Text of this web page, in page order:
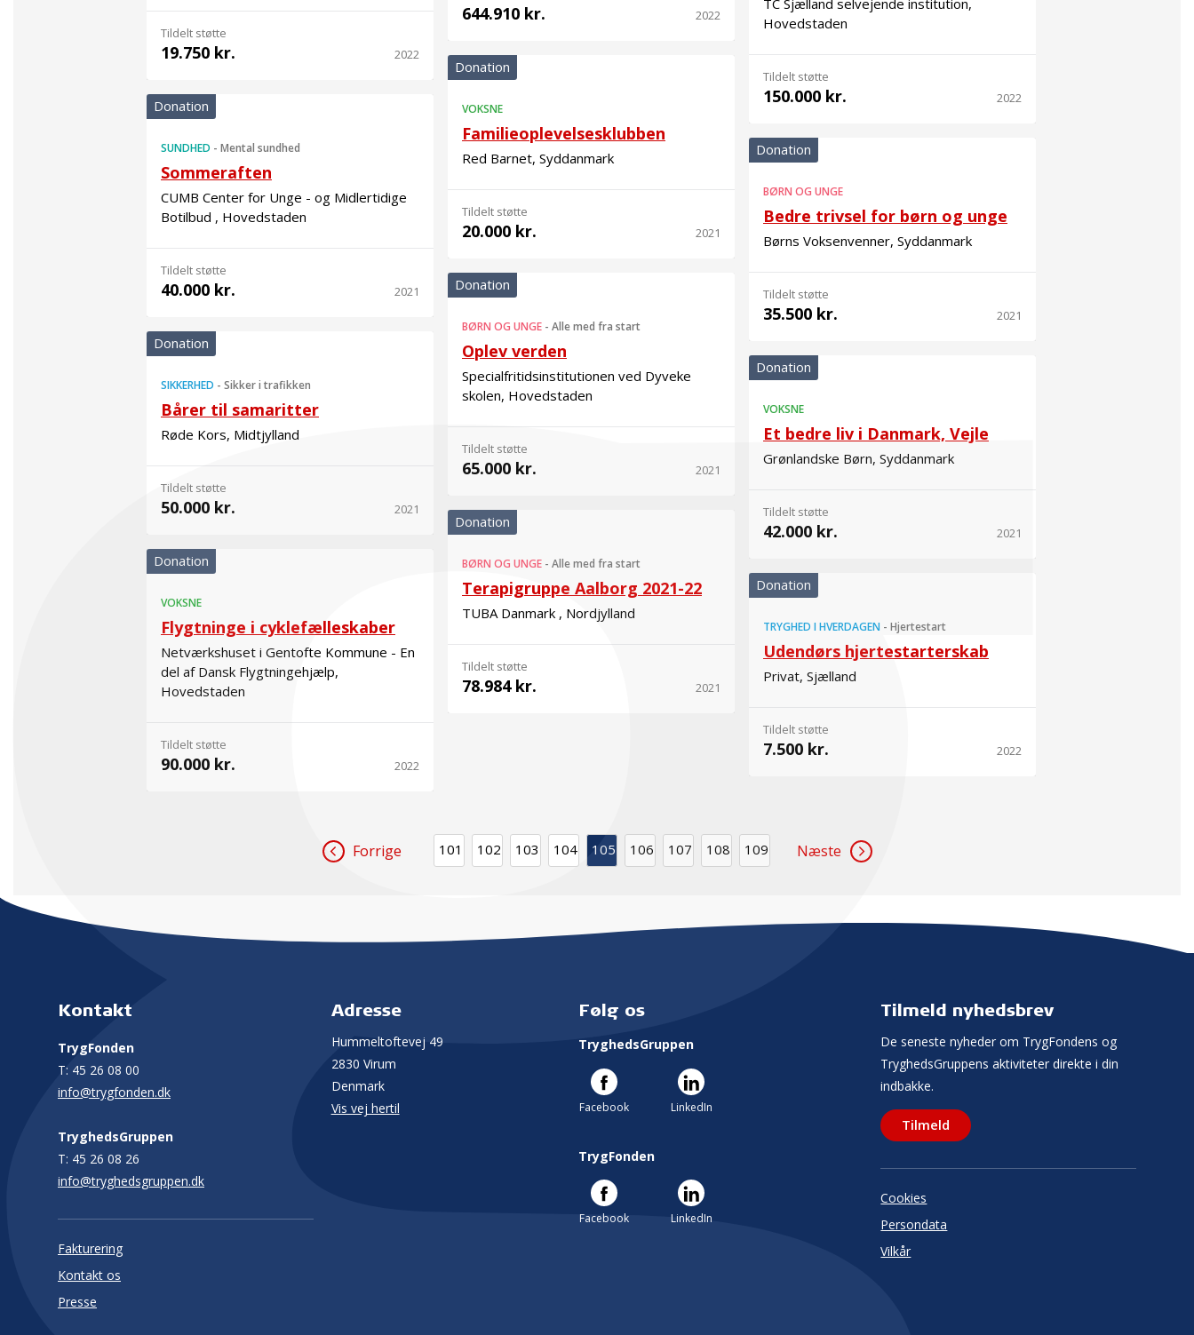
644.910 kr. 2022
Tildelt støtte
19.750 kr. 2022
TC Sjælland selvejende institution,
Hovedstaden
Tildelt støtte
150.000 kr. 2022
Donation
VOKSNE
Familieoplevelsesklubben
Red Barnet, Syddanmark
Tildelt støtte
20.000 kr. 2021
Donation
SUNDHED - Mental sundhed
Sommeraften
CUMB Center for Unge - og Midlertidige
Botilbud , Hovedstaden
Tildelt støtte
40.000 kr. 2021
Donation
BØRN OG UNGE
Bedre trivsel for børn og unge
Børns Voksenvenner, Syddanmark
Tildelt støtte
35.500 kr. 2021
Donation
BØRN OG UNGE - Alle med fra start
Oplev verden
Specialfritidsinstitutionen ved Dyveke
skolen, Hovedstaden
Tildelt støtte
65.000 kr. 2021
Donation
SIKKERHED - Sikker i trafikken
Bårer til samaritter
Røde Kors, Midtjylland
Tildelt støtte
50.000 kr. 2021
Donation
VOKSNE
Et bedre liv i Danmark, Vejle
Grønlandske Børn, Syddanmark
Tildelt støtte
42.000 kr. 2021
Donation
BØRN OG UNGE - Alle med fra start
Terapigruppe Aalborg 2021-22
TUBA Danmark , Nordjylland
Tildelt støtte
78.984 kr. 2021
Donation
VOKSNE
Flygtninge i cyklefælleskaber
Netværkshuset i Gentofte Kommune - En
del af Dansk Flygtningehjælp,
Hovedstaden
Tildelt støtte
90.000 kr. 2022
Donation
TRYGHED I HVERDAGEN - Hjertestart
Udendørs hjertestarterskab
Privat, Sjælland
Tildelt støtte
7.500 kr. 2022
Forrige 101 102 103 104 105 106 107 108 109 Næste
Tilmeld nyhedsbrev
De seneste nyheder om TrygFondens og
TryghedsGruppens aktiviteter direkte i din
indbakke.
Tilmeld
Kontakt
TrygFonden
T: 45 26 08 00
info@trygfonden.dk
TryghedsGruppen
T: 45 26 08 26
info@tryghedsgruppen.dk
Adresse
Hummeltoftevej 49
2830 Virum
Denmark
Vis vej hertil
Fakturering
Kontakt os
Presse
Cookies
Persondata
Vilkår
Følg os
TryghedsGruppen
Facebook LinkedIn
TrygFonden
Facebook LinkedIn